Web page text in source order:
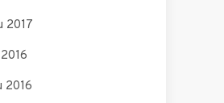
2017
2016